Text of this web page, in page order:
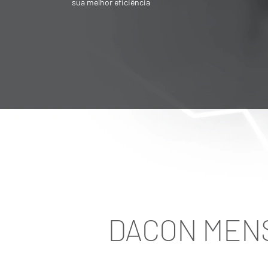
Societária é destinado para quem quer
DACON